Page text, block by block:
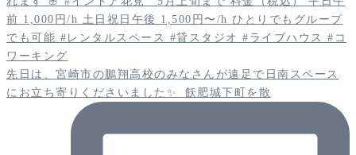
先日は、宮崎市の鵬翔高校のみなさんが遠足で日南スペース
にお立ち寄りくださいました✨️ 飫肥城下町を散